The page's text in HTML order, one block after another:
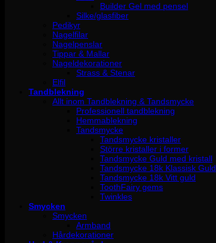
Builder Gel med pensel
Silke/glasfiber
Pedikyr
Nagelfilar
Nagelpenslar
Tippar & Mallar
Nageldekorationer
Strass & Stenar
Elfil
Tandblekning
Allt inom Tandblekning & Tandsmycke
Professionell tandblekning
Hemmablekning
Tandsmycke
Tandsmycke kristaller
Större kristaller i former
Tandsmycke Guld med kristall
Tandsmycke 18k Klassisk Guld
Tandsmycke 18k Vitt guld
ToothFairy gems
Twinkles
Smycken
Smycken
Armband
Hårdekorationer